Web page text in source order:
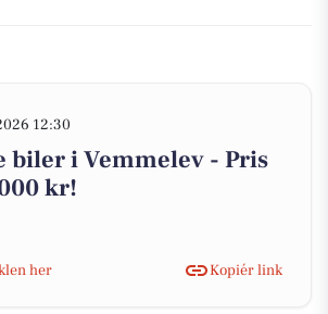
12:30
biler i Vemmelev - Pris
kr!
her
Kopiér link